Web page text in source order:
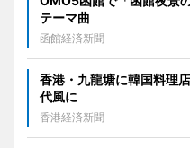
テーマ曲
函館経済新聞
香港・九龍塘に韓国料理
代風に
香港経済新聞